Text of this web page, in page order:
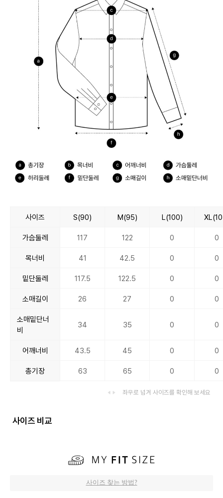
사이즈 S(90) M(95) L(100)
가슴둘레 117 122 0 0
목너비 41 42.5 0 0
밑단둘레 117.5 122.5 0 0
소매길이 26 27 0 0
소매밑단너
비
34 35 0 0
어깨너비 43.5 45 0 0
총기장 63 65 0 0
좌우로 넘겨 사이즈를 확인해 보세요
사이즈 비교